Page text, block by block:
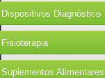
Dispositivos Diagnóstico
Fisioterapia
Suplementos Alimentares